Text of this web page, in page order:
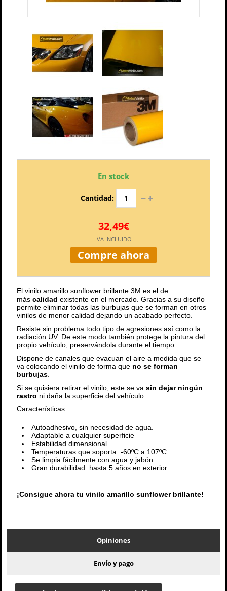
En stock
Cantidad:
32,49€
IVA INCLUIDO
Compre ahora
El vinilo amarillo sunflower brillante 3M es el de
más calidad existente en el mercado. Gracias a su diseño
permite eliminar todas las burbujas que se forman en otros
vinilos de menor calidad dejando un acabado perfecto.
Resiste sin problema todo tipo de agresiones así como la
radiación UV. De este modo también protege la pintura del
propio vehículo, preservándola durante el tiempo.
Dispone de canales que evacuan el aire a medida que se
va colocando el vinilo de forma que no se forman
burbujas
Si se quisiera retirar el vinilo, este se va sin dejar ningún
rastro ni daña la superficie del vehículo.
Características:
Autoadhesivo, sin necesidad de agua.
Adaptable a cualquier superficie
Estabilidad dimensional
Temperaturas que soporta: -60ºC a 107ºC
Se limpia fácilmente con agua y jabón
Gran durabilidad: hasta 5 años en exterior
¡Consigue ahora tu vinilo amarillo sunflower brillante!
Opiniones
Envío y pago